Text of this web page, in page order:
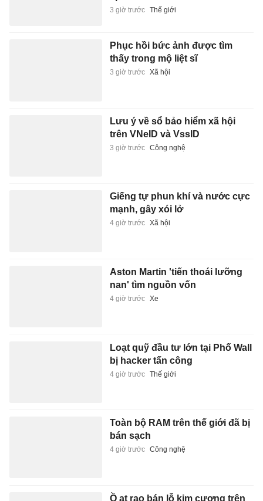
3 giờ trước Thế giới
Phục hồi bức ảnh được tìm
thấy trong mộ liệt sĩ
3 giờ trước Xã hội
Lưu ý về sổ bảo hiểm xã hội
trên VNeID và VssID
3 giờ trước Công nghệ
Giếng tự phun khí và nước cực
mạnh, gây xói lở
4 giờ trước Xã hội
Aston Martin 'tiến thoái lưỡng
nan' tìm nguồn vốn
4 giờ trước Xe
Loạt quỹ đầu tư lớn tại Phố Wall
bị hacker tấn công
4 giờ trước Thế giới
Toàn bộ RAM trên thế giới đã bị
bán sạch
4 giờ trước Công nghệ
Ồ ạt rao bán lỗ kim cương trên